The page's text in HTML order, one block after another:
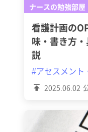
ナースの勉強部屋
2025.06.02
看護計画の
味・書き方
説
#アセスメント